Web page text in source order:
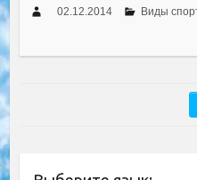
02.12.2014 Виды